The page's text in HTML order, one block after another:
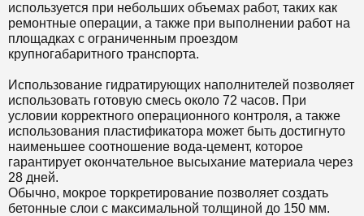
используется при небольших объемах работ, таких как
ремонтные операции, а также при выполнении работ на
площадках с ограниченным проездом
крупногабаритного транспорта.
Использование гидратирующих наполнителей позволяет
использовать готовую смесь около 72 часов. При
условии корректного операционного контроля, а также
использования пластификатора может быть достигнуто
наименьшее соотношение вода-цемент, которое
гарантирует окончательное высыхание материала через
28 дней.
Обычно, мокрое торкретирование позволяет создать
бетонные слои с максимальной толщиной до 150 мм.